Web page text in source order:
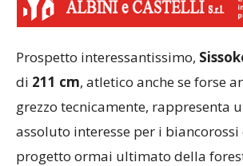
Prospetto interessantissimo,
di 211 cm, atletico anche se forse
grezzo tecnicamente, rappresenta
assoluto interesse per i biancorossi
progetto ormai ultimato della